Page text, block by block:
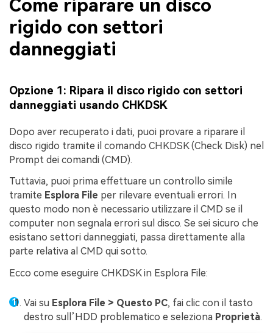
Come riparare un disco
rigido con settori
danneggiati
Opzione 1: Ripara il disco rigido con settori
danneggiati usando CHKDSK
Dopo aver recuperato i dati, puoi provare a riparare il
disco rigido tramite il comando CHKDSK (Check Disk) nel
Prompt dei comandi (CMD).
Tuttavia, puoi prima effettuare un controllo simile
tramite Esplora File per rilevare eventuali errori. In
questo modo non è necessario utilizzare il CMD se il
computer non segnala errori sul disco. Se sei sicuro che
esistano settori danneggiati, passa direttamente alla
parte relativa al CMD qui sotto.
Ecco come eseguire CHKDSK in Esplora File:
Vai su Esplora File > Questo PC, fai clic con il tasto
destro sull’HDD problematico e seleziona Proprietà.